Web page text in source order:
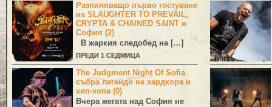
Разпиляващо първо гостуване
на SLAUGHTER TO PREVAIL,
CRYPTA & CHAINED SAINT в
София (2)
В жаркия следобед на […]
ПРЕДИ 1 СЕДМИЦА
The Judgment Night Of Sofia
събра легенди на хардкора и
хип-хопа (0)
Вчера жегата над София не